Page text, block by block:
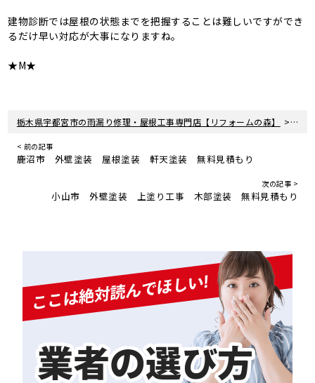
建物診断では屋根の状態までを把握することは難しいですができ
るだけ早い対応が大事になりますね。
★M★
栃木県宇都宮市の雨漏り修理・屋根工事専門店【リフォームの森】 > 新着
< 前の記事
鹿沼市 外壁塗装 屋根塗装 軒天塗装 無料見積もり
次の記事 >
小山市 外壁塗装 上塗り工事 木部塗装 無料見積もり